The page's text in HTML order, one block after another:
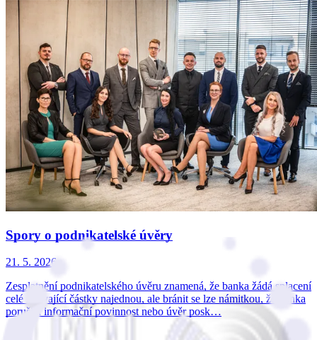
Spory o podnikatelské úvěry
21. 5. 2026
Zesplatnění podnikatelského úvěru znamená, že banka žádá splacení
celé zbývající částky najednou, ale bránit se lze námitkou, že banka
porušila informační povinnost nebo úvěr posk…